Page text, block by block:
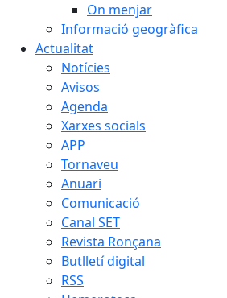
On menjar
Informació geogràfica
Actualitat
Notícies
Avisos
Agenda
Xarxes socials
APP
Tornaveu
Anuari
Comunicació
Canal SET
Revista Ronçana
Butlletí digital
RSS